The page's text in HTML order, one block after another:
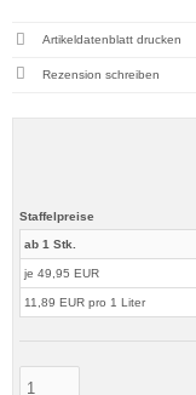
Staffelpreise
ab 1 Stk.
je 49,95 EUR
11,89 EUR pro 1 Liter
Artikeldatenblatt drucken
Rezension schreiben